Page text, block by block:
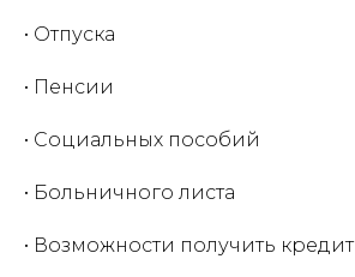
• Отпуска
• Пенсии
• Социальных пособий
• Больничного листа
• Возможности получить кредит